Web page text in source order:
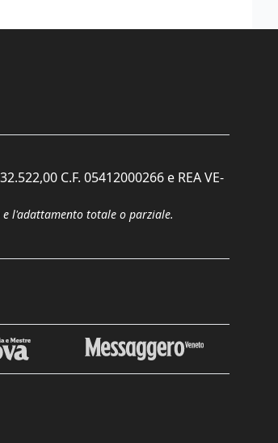
C.F. 05412000266 e REA VE-
l'adattamento totale o parziale.